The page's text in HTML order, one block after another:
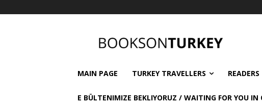
MAIN PAGE TURKEY TRAVELLERS READERS
E BÜLTENIMIZE BEKLIYORUZ / WAITING FOR YOU IN